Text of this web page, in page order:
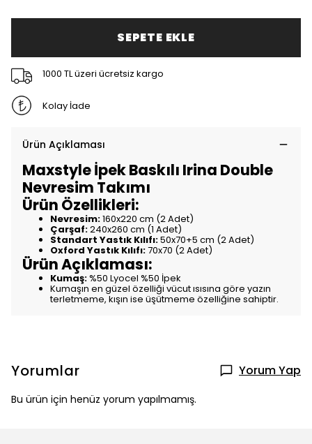
SEPETE EKLE
1000 TL üzeri ücretsiz kargo
Kolay İade
Ürün Açıklaması
Maxstyle İpek Baskılı Irina Double
Nevresim Takımı
Ürün Özellikleri:
Nevresim:160x220 cm (2 Adet)
Çarşaf:240x260 cm (1 Adet)
Standart Yastık Kılıfı:50x70+5 cm (2 Adet)
Oxford Yastık Kılıfı:70x70 (2 Adet)
Ürün Açıklaması:
Kumaş:%50 Lyocel %50 İpek
Kumaşın en güzel özelliği vücut ısısına göre yazın
terletmeme, kışın ise üşütmeme özelliğine sahiptir.
Yorumlar Yorum Yap
Bu ürün için henüz yorum yapılmamış.